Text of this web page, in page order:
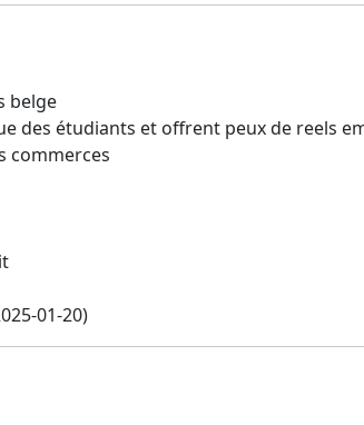
belge
des étudiants et offrent peux de reels
commerces
01-20)